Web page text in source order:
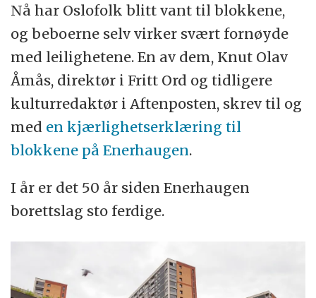
Nå har Oslofolk blitt vant til blokkene,
og beboerne selv virker svært fornøyde
med leilighetene. En av dem, Knut Olav
Åmås, direktør i Fritt Ord og tidligere
kulturredaktør i Aftenposten, skrev til og
med en kjærlighetserklæring til
blokkene på Enerhaugen.
I år er det 50 år siden Enerhaugen
borettslag sto ferdige.